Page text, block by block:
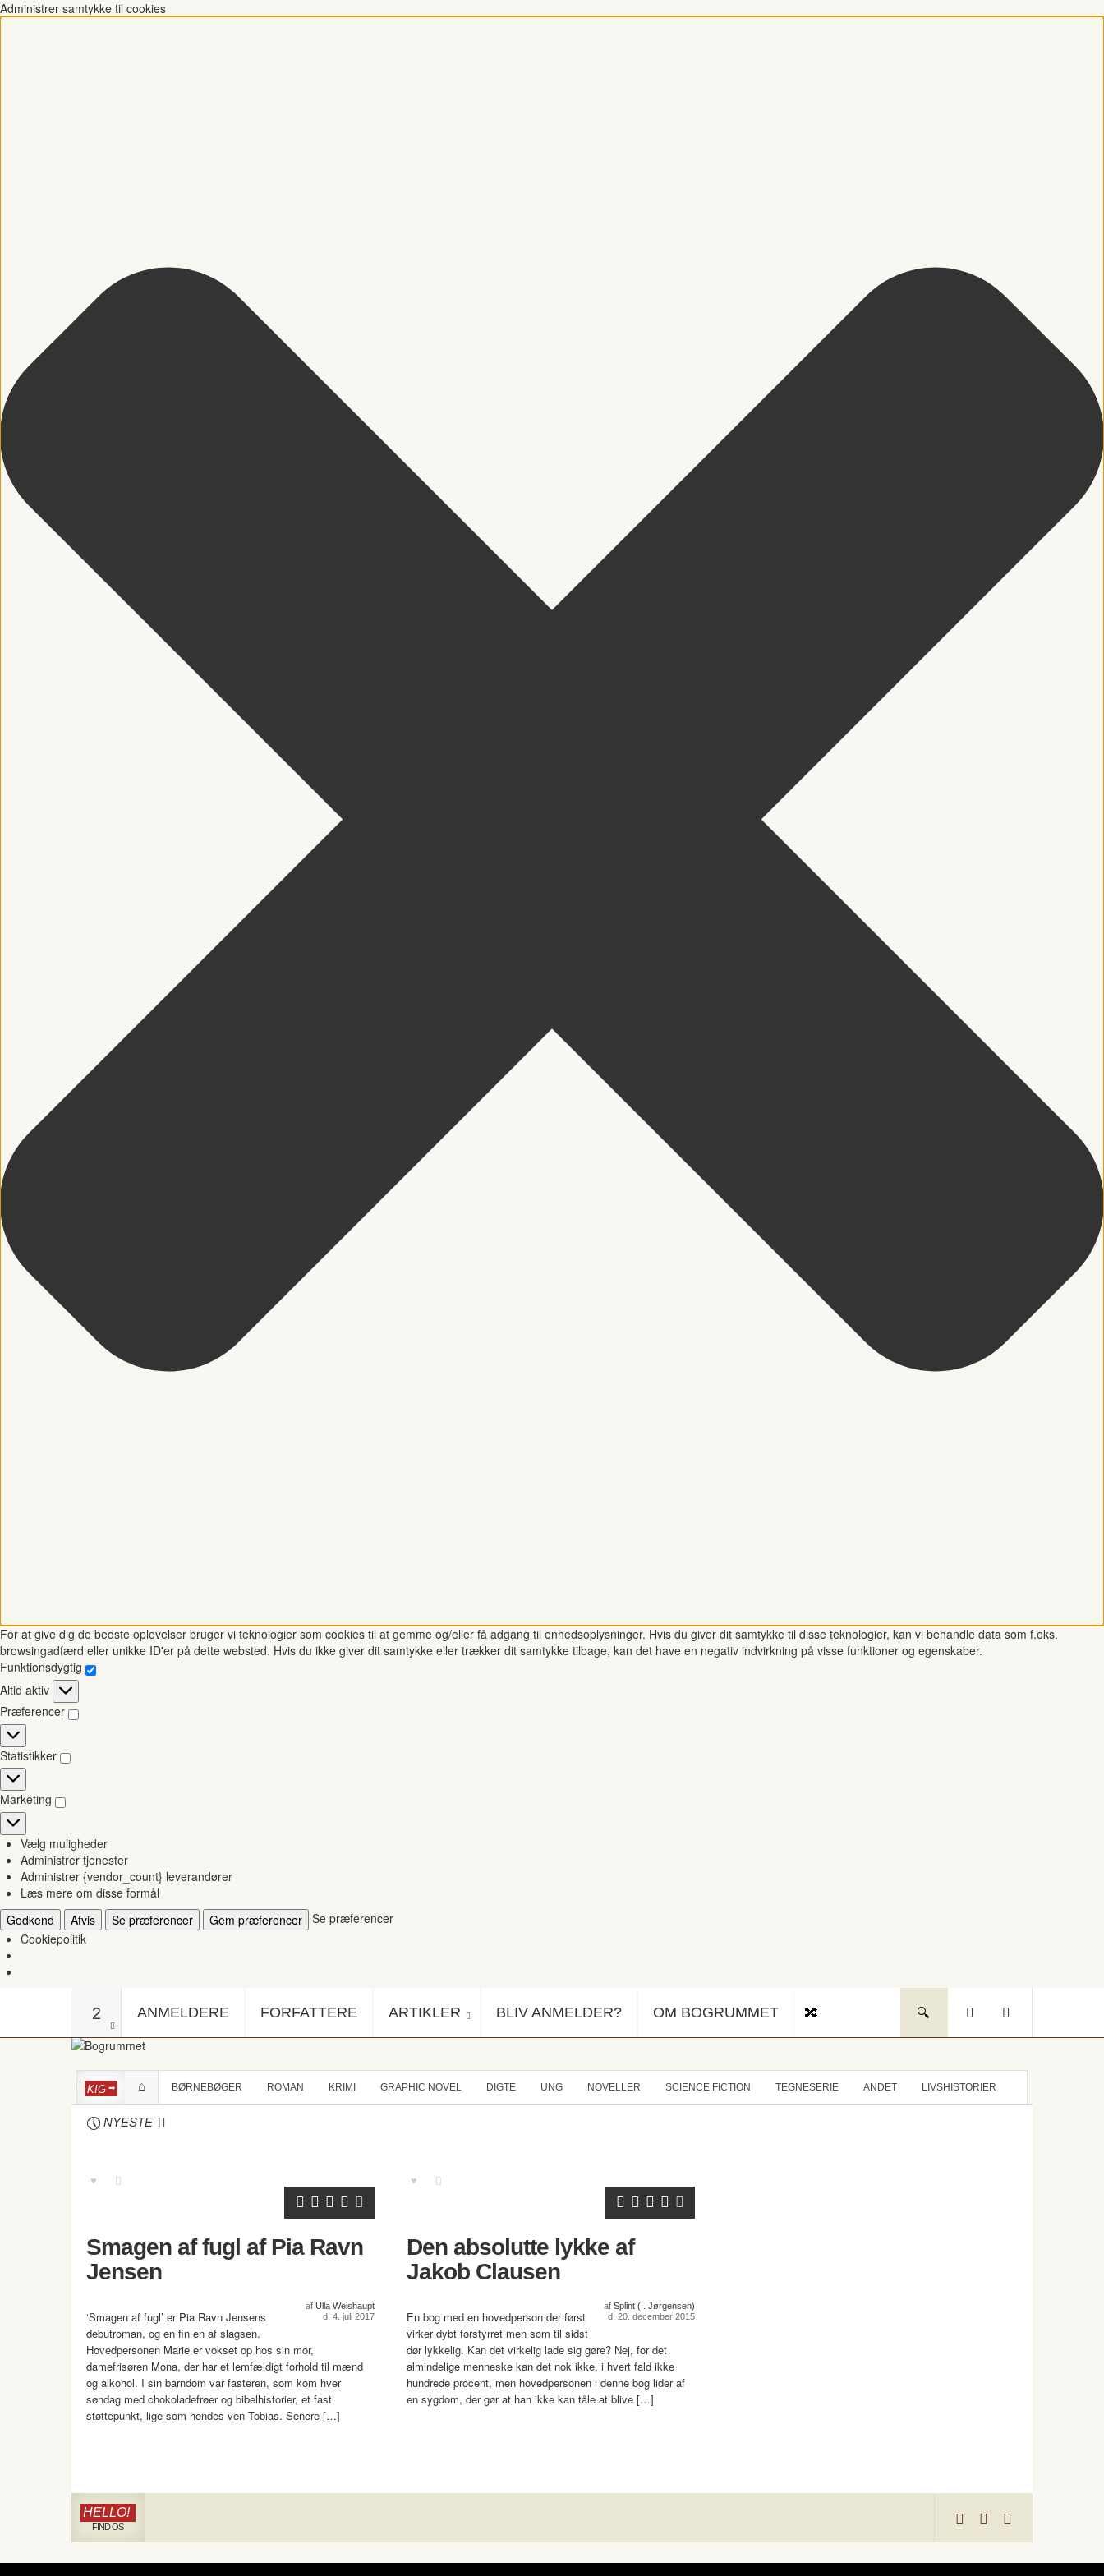
Administrer samtykke til cookies
For at give dig de bedste oplevelser bruger vi teknologier som cookies til at gemme og/eller få adgang til enhedsoplysninger. Hvis du giver dit samtykke til disse teknologier, kan vi behandle data som f.eks.
browsingadfærd eller unikke ID'er på dette websted. Hvis du ikke giver dit samtykke eller trækker dit samtykke tilbage, kan det have en negativ indvirkning på visse funktioner og egenskaber.
Funktionsdygtig
Funktionsdygtig
Altid aktiv
Præferencer
Præferencer
Statistikker
Statistikker
Marketing
Marketing
Vælg muligheder
Administrer tjenester
Administrer {vendor_count} leverandører
Læs mere om disse formål
Godkend
Afvis Se præferencer Gem præferencer Se præferencer
Cookiepolitik
2 ANMELDERE FORFATTERE ARTIKLER BLIV ANMELDER? OM BOGRUMMET
KIG BØRNEBØGER ROMAN KRIMI GRAPHIC NOVEL DIGTE UNG NOVELLER SCIENCE FICTION TEGNESERIE ANDET LIVSHISTORIER
NYESTE
Smagen af fugl af Pia Ravn
Jensen
af Ulla Weishaupt
d. 4. juli 2017
‘Smagen af fugl’ er Pia Ravn Jensens
debutroman, og en fin en af slagsen.
Hovedpersonen Marie er vokset op hos sin mor,
damefrisøren Mona, der har et lemfældigt forhold til mænd
og alkohol. I sin barndom var fasteren, som kom hver
søndag med chokoladefrøer og bibelhistorier, et fast
støttepunkt, lige som hendes ven Tobias. Senere […]
Den absolutte lykke af
Jakob Clausen
af Splint (I. Jørgensen)
d. 20. december 2015
En bog med en hovedperson der først
virker dybt forstyrret men som til sidst
dør lykkelig. Kan det virkelig lade sig gøre? Nej, for det
almindelige menneske kan det nok ikke, i hvert fald ikke
hundrede procent, men hovedpersonen i denne bog lider af
en sygdom, der gør at han ikke kan tåle at blive […]
HELLO!
FIND OS